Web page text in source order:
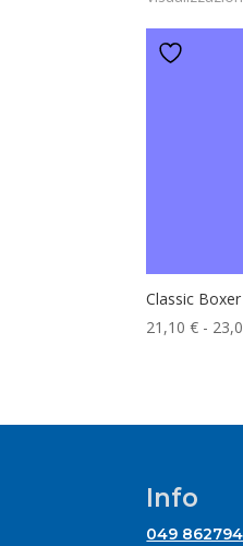
Classic
21,10€ -
Info
049